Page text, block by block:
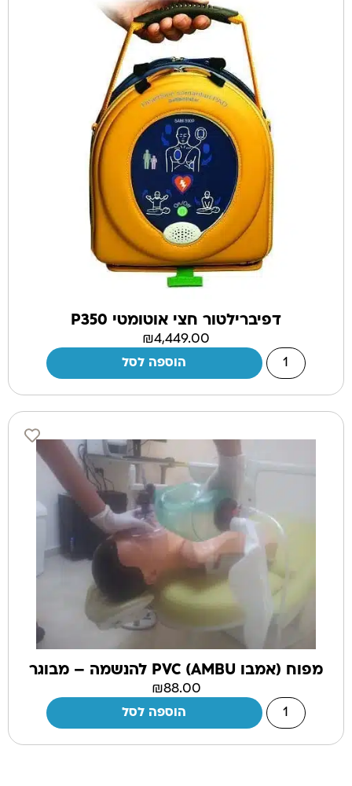
דפיברילטור חצי אוטומטי P350
₪4,449.00
הוספה לסל
מפוח (אמבו AMBU) PVC להנשמה – מבוגר
₪88.00
הוספה לסל